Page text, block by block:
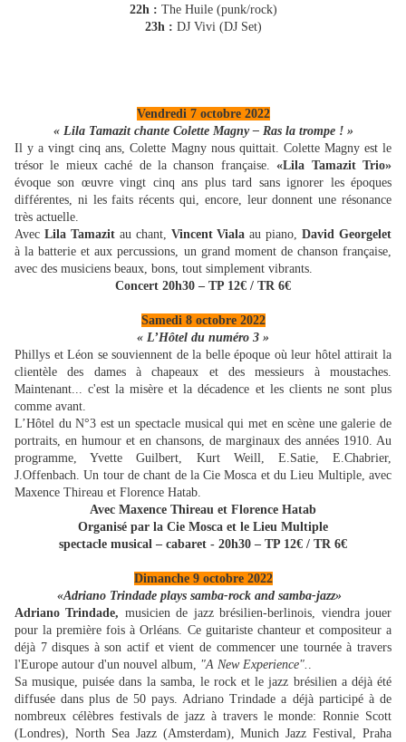
22h : The Huile (punk/rock)
23h : DJ Vivi (DJ Set)
Vendredi 7 octobre 2022
« Lila Tamazit chante Colette Magny – Ras la trompe ! »
Il y a vingt cinq ans, Colette Magny nous quittait. Colette Magny est le
trésor le mieux caché de la chanson française.«Lila Tamazit Trio»
évoque son œuvre vingt cinq ans plus tard sans ignorer les époques
différentes, ni les faits récents qui, encore, leur donnent une résonance
très actuelle.
Avec Lila Tamazitau chant, Vincent Viala au piano,David Georgelet
à la batterie et aux percussions, un grand moment de chanson française,
avec des musiciens beaux, bons, tout simplement vibrants.
Concert 20h30 – TP 12€ / TR 6€
Samedi 8 octobre 2022
« L’Hôtel du numéro 3 »
Phillys et Léon se souviennent de la belle époque où leur hôtel attirait la
clientèle des dames à chapeaux et des messieurs à moustaches.
Maintenant... c'est la misère et la décadence et les clients ne sont plus
comme avant.
L’Hôtel du N°3 est un spectacle musical qui met en scène une galerie de
portraits, en humour et en chansons, de marginaux des années 1910. Au
programme, Yvette Guilbert, Kurt Weill, E.Satie, E.Chabrier,
J.Offenbach. Un tour de chant de la Cie Mosca et du Lieu Multiple, avec
Maxence Thireau et Florence Hatab.
Avec Maxence Thireau et Florence Hatab
Organisé par la Cie Mosca et le Lieu Multiple
spectacle musical – cabaret - 20h30 – TP 12€ / TR 6€
Dimanche 9 octobre 2022
«Adriano Trindade plays samba-rock and samba-jazz»
Adriano Trindade, musicien de jazz brésilien-berlinois, viendra jouer
pour la première fois à Orléans. Ce guitariste chanteur et compositeur a
déjà 7 disques à son actif et vient de commencer une tournée à travers
l'Europe autour d'un nouvel album,
"A New Experience".
Sa musique, puisée dans la samba, le rock et le jazz brésilien a déjà été
diffusée dans plus de 50 pays. Adriano Trindade a déjà participé à de
nombreux célèbres festivals de jazz à travers le monde: Ronnie Scott
(Londres), North Sea Jazz (Amsterdam), Munich Jazz Festival, Praha